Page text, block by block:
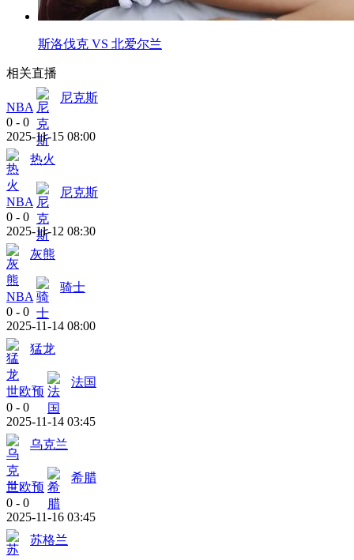
斯洛伐克 VS 北爱尔兰
相关直播
NBA
尼克斯
0 - 0
2025-11-15 08:00
热火
NBA
尼克斯
0 - 0
2025-11-12 08:30
灰熊
NBA
骑士
0 - 0
2025-11-14 08:00
猛龙
世欧预
法国
0 - 0
2025-11-14 03:45
乌克兰
世欧预
希腊
0 - 0
2025-11-16 03:45
苏格兰